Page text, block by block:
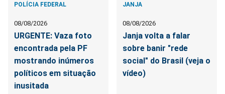
POLÍCIA FEDERAL
08/08/2026
URGENTE: Vaza foto
encontrada pela PF
mostrando inúmeros
políticos em situação
inusitada
JANJA
08/08/2026
Janja volta a falar
sobre banir "rede
social" do Brasil (veja o
vídeo)